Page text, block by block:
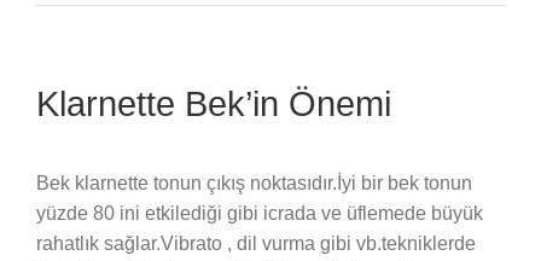
Klarnette Bek’in Önemi
Bek klarnette tonun çıkış noktasıdır.İyi bir bek tonun
yüzde 80 ini etkilediği gibi icrada ve üflemede büyük
rahatlık sağlar.Vibrato , dil vurma gibi vb.tekniklerde